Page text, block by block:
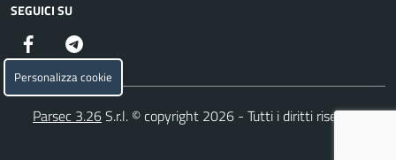
SEGUICI SU
Facebook
Parsec 3.26S.r.l. © copyright 2026 - Tutti i diritti riservati
Personalizza cookie